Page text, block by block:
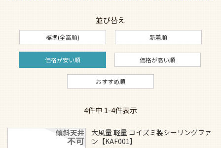
並び替え
標準(全高順) 新着順
価格が安い順 価格が高い順
おすすめ順
4件中 1-4件表示
大風量 軽量 コイズミ製シーリングファ
ン【KAF001】